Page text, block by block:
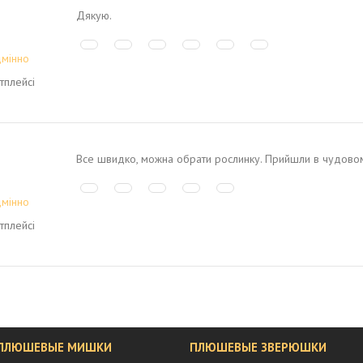
Дякую.
Все швидко, можна обрати рослинку. Прийшли в
МИШКИ ПЛЮШЕВЫЕ ЗВЕРЮШКИ